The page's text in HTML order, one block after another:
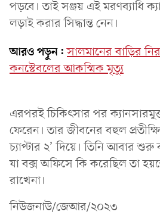
পড়বে। তাই সঞ্জয় এই মরণব্যাধি
লড়াই করার সিদ্ধান্ত নেন।
আরও পড়ুন: সালমানের বাড়ির
কনস্টেবলের আকস্মিক মৃত্যু
এরপরই চিকিৎসার পর
ফেরেন। তার জীবনের বহুল
চ্যাপ্টার ২’ দিয়ে। তিনি আবার শুরু
যা বক্স অফিসে কি করেছিল তা
রাখেনা।
নিউজনাউ/জেআর/২০২৩